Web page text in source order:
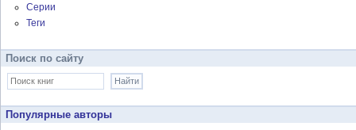
Серии
Теги
Поиск по сайту
Популярные авторы